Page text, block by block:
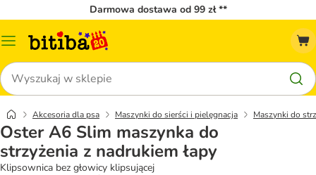
Darmowa dostawa od 99 zł **
Menu
Szukaj
Akcesoria dla psa Maszynki do sierści i pielęgnacja Maszynki do
Oster A6 Slim maszynka do
strzyżenia z nadrukiem łapy
Klipsownica bez głowicy klipsującej